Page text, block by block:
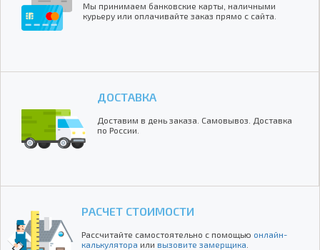
Мы принимаем банковские карты, наличными
курьеру или оплачивайте заказ прямо с сайта.
ДОСТАВКА
Доставим в день заказа. Самовывоз. Доставка
по России.
РАСЧЕТ СТОИМОСТИ
Рассчитайте самостоятельно с помощью онлайн-
калькулятора или вызовите замерщика